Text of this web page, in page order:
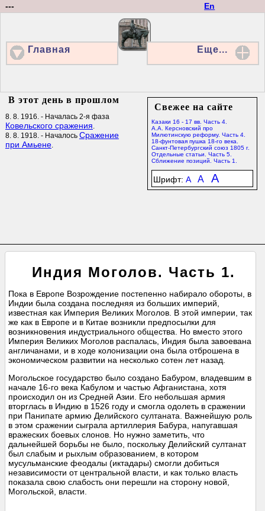
En
---
Главная Еще...
Свежее на сайте
Казаки 16 - 17 вв. Часть 4.
А.А. Керсновский про
Милютинскую реформу. Часть 4.
18-фунтовая пушка 18-го века.
Санкт-Петербургский союз 1805 г.
Отдельные статьи. Часть 5.
Сближение позиций. Часть 1.
Шрифт: A A A
В этот день в прошлом
8. 8. 1916. - Началась 2-я фаза
Ковельского сражения.
8. 8. 1918. - Началось Сражение
при Амьене.
Индия Моголов. Часть 1.
Пока в Европе Возрождение постепенно набирало обороты, в
Индии была создана последняя из больших империй,
известная как Империя Великих Моголов. В этой империи, так
же как в Европе и в Китае возникли предпосылки для
возникновения индустриального общества. Но вместо этого
Империя Великих Моголов распалась, Индия была завоевана
англичанами, и в ходе колонизации она была отброшена в
экономическом развитии на несколько сотен лет назад.
Могольское государство было создано Бабуром, владевшим в
начале 16-го века Кабулом и частью Афганистана, хотя
происходил он из Средней Азии. Его небольшая армия
вторглась в Индию в 1526 году и смогла одолеть в сражении
при Панипате армию Делийского султаната. Важнейшую роль
в этом сражении сыграла артиллерия Бабура, напугавшая
вражеских боевых слонов. Но нужно заметить, что
дальнейшей борьбы не было, поскольку Делийский султанат
был слабым и рыхлым образованием, в котором
мусульманские феодалы (иктадары) смогли добиться
независимости от центральной власти, и как только власть
показала свою слабость они перешли на сторону новой,
Могольской, власти.